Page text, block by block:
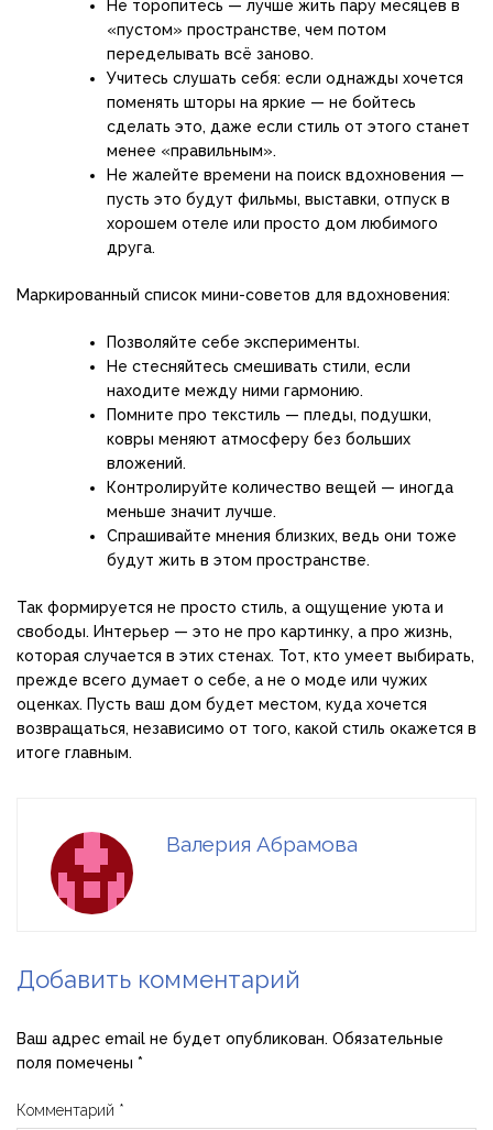
Не торопитесь — лучше жить пару месяцев в
«пустом» пространстве, чем потом
переделывать всё заново.
Учитесь слушать себя: если однажды хочется
поменять шторы на яркие — не бойтесь
сделать это, даже если стиль от этого станет
менее «правильным».
Не жалейте времени на поиск вдохновения —
пусть это будут фильмы, выставки, отпуск в
хорошем отеле или просто дом любимого
друга.
Маркированный список мини-советов для вдохновения:
Позволяйте себе эксперименты.
Не стесняйтесь смешивать стили, если
находите между ними гармонию.
Помните про текстиль — пледы, подушки,
ковры меняют атмосферу без больших
вложений.
Контролируйте количество вещей — иногда
меньше значит лучше.
Спрашивайте мнения близких, ведь они тоже
будут жить в этом пространстве.
Так формируется не просто стиль, а ощущение уюта и
свободы. Интерьер — это не про картинку, а про жизнь,
которая случается в этих стенах. Тот, кто умеет выбирать,
прежде всего думает о себе, а не о моде или чужих
оценках. Пусть ваш дом будет местом, куда хочется
возвращаться, независимо от того, какой стиль окажется в
итоге главным.
Валерия Абрамова
Добавить комментарий
Ваш адрес email не будет опубликован. Обязательные
поля помечены *
Комментарий *